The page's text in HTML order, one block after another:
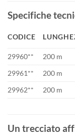
Specifiche
CODICE
29960**
200 m
29961**
200 m
29962**
200 m
Un trecciato